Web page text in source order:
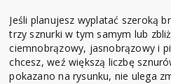
Jeśli planujesz wyplatać szeroką
trzy sznurki w tym samym lub
ciemnobrązowy, jasnobrązowy i
chcesz, weź większą liczbę
pokazano na rysunku, nie ulega